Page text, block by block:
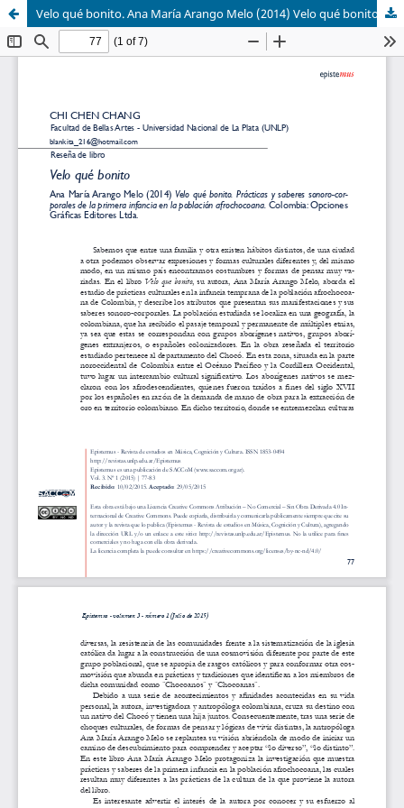
Velo qué bonito. Ana María Arango Melo (2014) Velo qué bonito. Prácticas y saberes sonoro-corporales de la primera infancia en la población afrochocoana. Colombia: Opciones Gráficas Editores Ltda